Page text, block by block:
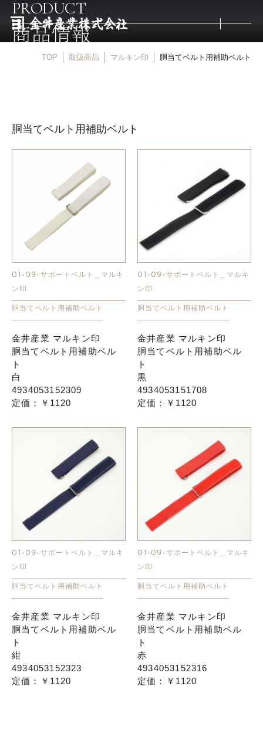
金井産業の強み
マルキン印
庖斬巴
お知らせ
お問い合わせはこちら
PRODUCT
商品情報
TOP 取扱商品 マルキン印 胴当てベルト用補助ベルト
胴当てベルト用補助ベルト
01-09-サポートベルト＿マルキ
ン印
胴当てベルト用補助ベルト
金井産業 マルキン印
胴当てベルト用補助ベル
ト
白
4934053152309
定価：￥1120
01-09-サポートベルト＿マルキ
ン印
胴当てベルト用補助ベルト
金井産業 マルキン印
胴当てベルト用補助ベル
ト
黒
4934053151708
定価：￥1120
01-09-サポートベルト＿マルキ
ン印
胴当てベルト用補助ベルト
金井産業 マルキン印
胴当てベルト用補助ベル
ト
紺
4934053152323
定価：￥1120
01-09-サポートベルト＿マルキ
ン印
胴当てベルト用補助ベルト
金井産業 マルキン印
胴当てベルト用補助ベル
ト
赤
4934053152316
定価：￥1120